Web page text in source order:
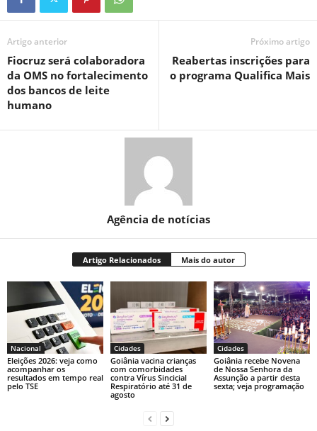
Artigo anterior
Fiocruz será colaboradora
da OMS no fortalecimento
dos bancos de leite
humano
Próximo artigo
Reabertas inscrições para
o programa Qualifica Mais
Agência de notícias
Artigo Relacionados Mais do autor
Nacional
Eleições 2026: veja como
acompanhar os
resultados em tempo real
pelo TSE
Cidades
Goiânia vacina crianças
com comorbidades
contra Vírus Sincicial
Respiratório até 31 de
agosto
Cidades
Goiânia recebe Novena
de Nossa Senhora da
Assunção a partir desta
sexta; veja programação